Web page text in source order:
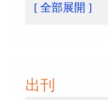
[ 全部展開 ]
出刊